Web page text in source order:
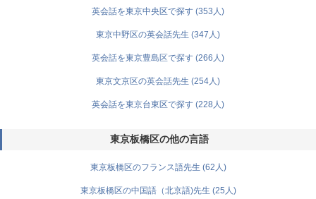
英会話を東京中央区で探す (353人)
東京中野区の英会話先生 (347人)
英会話を東京豊島区で探す (266人)
東京文京区の英会話先生 (254人)
英会話を東京台東区で探す (228人)
東京板橋区の他の言語
東京板橋区のフランス語先生 (62人)
東京板橋区の中国語（北京語)先生 (25人)